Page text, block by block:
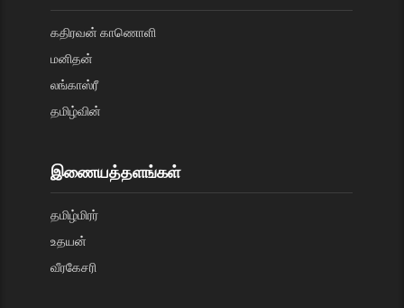
கதிரவன் காணொளி
மனிதன்
லங்காஸ்ரீ
தமிழ்வின்
இணையத்தளங்கள்
தமிழ்மிரர்
உதயன்
வீரகேசரி